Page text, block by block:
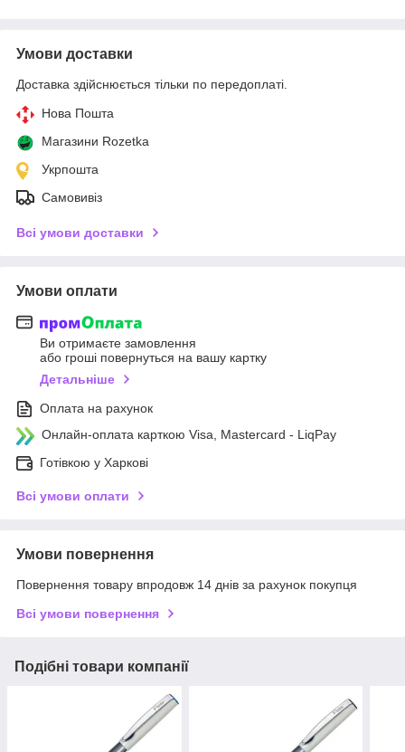
Умови доставки
Доставка здійснюється тільки по передоплаті.
Нова Пошта
Магазини Rozetka
Укрпошта
Самовивіз
Всі умови доставки
Умови оплати
Ви отримаєте замовлення
або гроші повернуться на вашу картку
Детальніше
Оплата на рахунок
Онлайн-оплата карткою Visa, Mastercard - LiqPay
Готівкою у Харкові
Всі умови оплати
Умови повернення
Повернення товару впродовж 14 днів за рахунок покупця
Всі умови повернення
Подібні товари компанії